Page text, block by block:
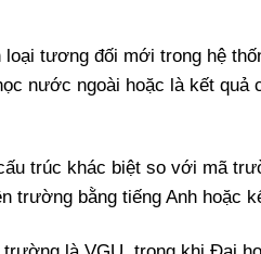
tương đối mới trong hệ
nước ngoài hoặc là kết
trúc khác biệt so với mã
trường bằng tiếng Anh hoặc